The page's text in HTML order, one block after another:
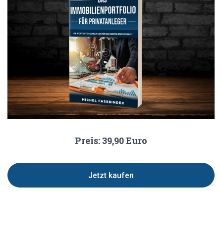
Preis: 39,90 Euro
Jetzt kaufen